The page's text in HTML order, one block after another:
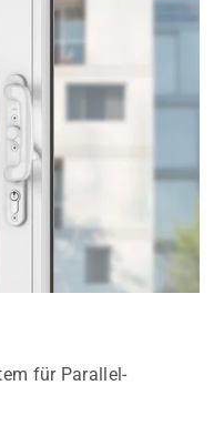
für Parallel-